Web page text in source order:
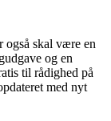
også skal være en
og en
til rådighed på
med nyt